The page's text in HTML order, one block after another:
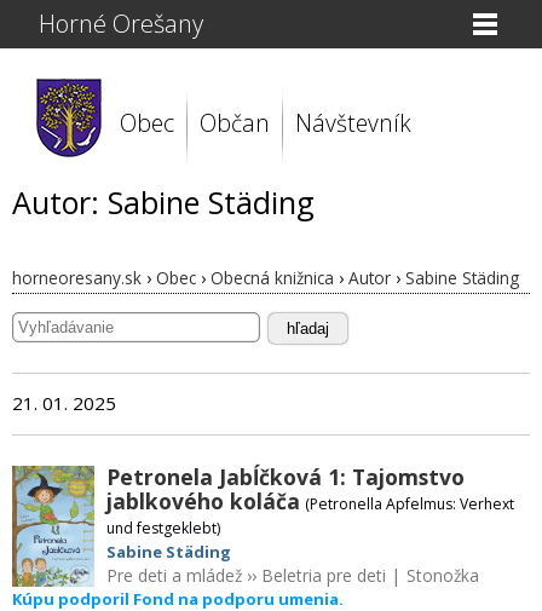
Horné Orešany
Obec Občan Návštevník
Autor: Sabine Städing
horneoresany.sk › Obec › Obecná knižnica › Autor › Sabine Städing
hľadaj
21. 01. 2025
Petronela Jabĺčková 1: Tajomstvo
jablkového koláča (Petronella Apfelmus: Verhext
und festgeklebt)
Sabine Städing
Pre deti a mládež ›› Beletria pre deti | Stonožka
Kúpu podporil Fond na podporu umenia.